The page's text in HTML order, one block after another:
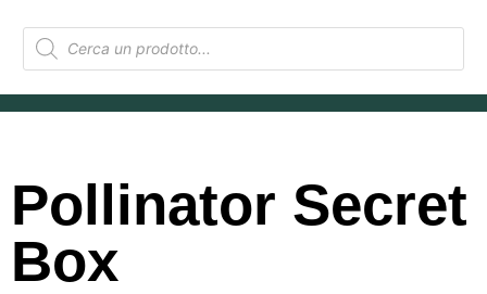
Pollinator Secret
Box